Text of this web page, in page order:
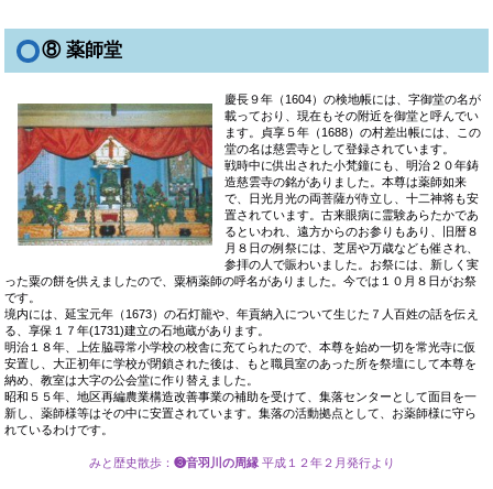
⑧ 薬師堂
慶長９年 （1604）の検地帳には、字御堂の名が
載っており、現在もその附近を御堂と呼んでい
ます。貞享５年（1688）の村差出帳には、この
堂の名は慈雲寺として登録されています。
戦時中に供出された小梵鐘にも、明治２０年鋳
造慈雲寺の銘がありました。本尊は薬師如来
で、日光月光の両菩薩が侍立し、十二神将も安
置されています。古来眼病に霊験あらたかであ
るといわれ、遠方からのお参りもあり、旧暦８
月８日の例祭には、芝居や万歳なども催され、
参拝の人で賑わいました。お祭には、新しく実
った粟の餅を供えましたので、粟柄薬師の呼名がありました。今では１０月８日がお祭
です。
境内には、延宝元年（1673）の石灯籠や、年貢納入について生じた７人百姓の話を伝え
る、享保１７年(1731)建立の石地蔵があります。
明治１８年、上佐脇尋常小学校の校舎に充てられたので、本尊を始め一切を常光寺に仮
安置し、大正初年に学校が閉鎖された後は、もと職員室のあった所を祭壇にして本尊を
納め、教室は大字の公会堂に作り替えました。
昭和５５年、地区再編農業構造改善事業の補助を受けて、集落センターとして面目を一
新し、薬師様等はその中に安置されています。集落の活動拠点として、お薬師様に守ら
れているわけです。
みと歴史散歩 ：❸音羽川の周縁 平成１２年２月発行より